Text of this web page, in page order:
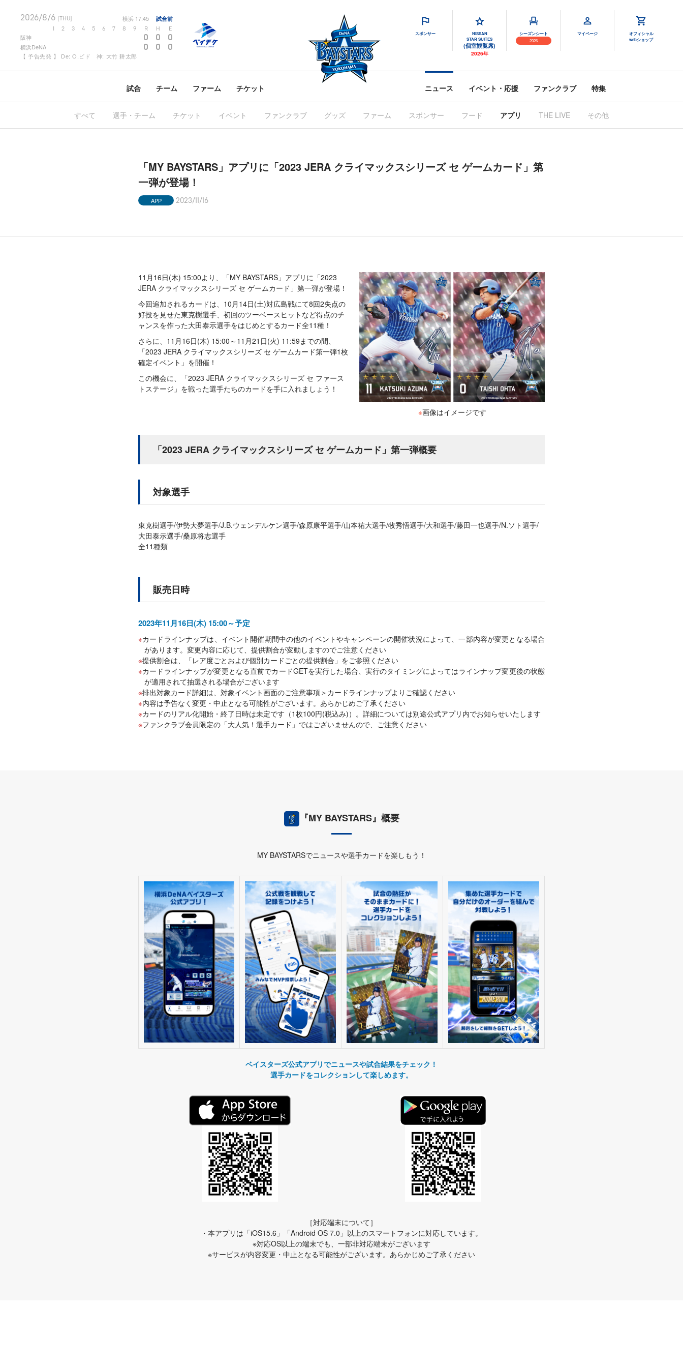
2026/8/6 [THU] 横浜 17:45 試合前
2 3 4 5 6 7 8 9 R H E
阪神 0 0 0
横浜DeNA 0 0 0
【 予告先発 】 De: O.ビド 神: 大竹 耕太郎
スポンサー
NISSAN
STAR SUITES
(個室観覧席)
2026年
シーズンシート
2026
マイページ
オフィシャル
webショップ
試合 チーム ファーム チケット ニュース イベント・応援 ファンクラブ 特集
すべて 選手・チーム チケット イベント ファンクラブ グッズ ファーム スポンサー フード アプリ THE LIVE その他
「MY BAYSTARS」アプリに「2023 JERA クライマックスシリーズ セ ゲームカード」第
一弾が登場！
APP 2023/11/16
※画像はイメージです
11月16日(木) 15:00より、「MY BAYSTARS」アプリに「2023
JERA クライマックスシリーズ セ ゲームカード」第一弾が登場！
今回追加されるカードは、10月14日(土)対広島戦にて8回2失点の
好投を見せた東克樹選手、初回のツーベースヒットなど得点のチ
ャンスを作った大田泰示選手をはじめとするカード全11種！
さらに、11月16日(木) 15:00～11月21日(火) 11:59までの間、
「2023 JERA クライマックスシリーズ セ ゲームカード第一弾1枚
確定イベント」を開催！
この機会に、「2023 JERA クライマックスシリーズ セ ファース
トステージ」を戦った選手たちのカードを手に入れましょう！
「2023 JERA クライマックスシリーズ セ ゲームカード」第一弾概要
対象選手
東克樹選手/伊勢大夢選手/J.B.ウェンデルケン選手/森原康平選手/山本祐大選手/牧秀悟選手/大和選手/藤田一也選手/N.ソト選手/
大田泰示選手/桑原将志選手
全11種類
販売日時
2023年11月16日(木) 15:00～予定
カードラインナップは、イベント開催期間中の他のイベントやキャンペーンの開催状況によって、一部内容が変更となる場合
があります。変更内容に応じて、提供割合が変動しますのでご注意ください
提供割合は、「レア度ごとおよび個別カードごとの提供割合」をご参照ください
カードラインナップが変更となる直前でカードGETを実行した場合、実行のタイミングによってはラインナップ変更後の状態
が適用されて抽選される場合がございます
排出対象カード詳細は、対象イベント画面のご注意事項＞カードラインナップよりご確認ください
内容は予告なく変更・中止となる可能性がございます。あらかじめご了承ください
カードのリアル化開始・終了日時は未定です（1枚100円(税込み)）。詳細については別途公式アプリ内でお知らせいたします
ファンクラブ会員限定の「大人気！選手カード」ではございませんので、ご注意ください
『MY BAYSTARS』概要
MY BAYSTARSでニュースや選手カードを楽しもう！
ベイスターズ公式アプリでニュースや試合結果をチェック！
選手カードをコレクションして楽しめます。
［対応端末について］
・本アプリは「iOS15.6」「Android OS 7.0」以上のスマートフォンに対応しています。
※対応OS以上の端末でも、一部非対応端末がございます
※サービスが内容変更・中止となる可能性がございます。あらかじめご了承ください